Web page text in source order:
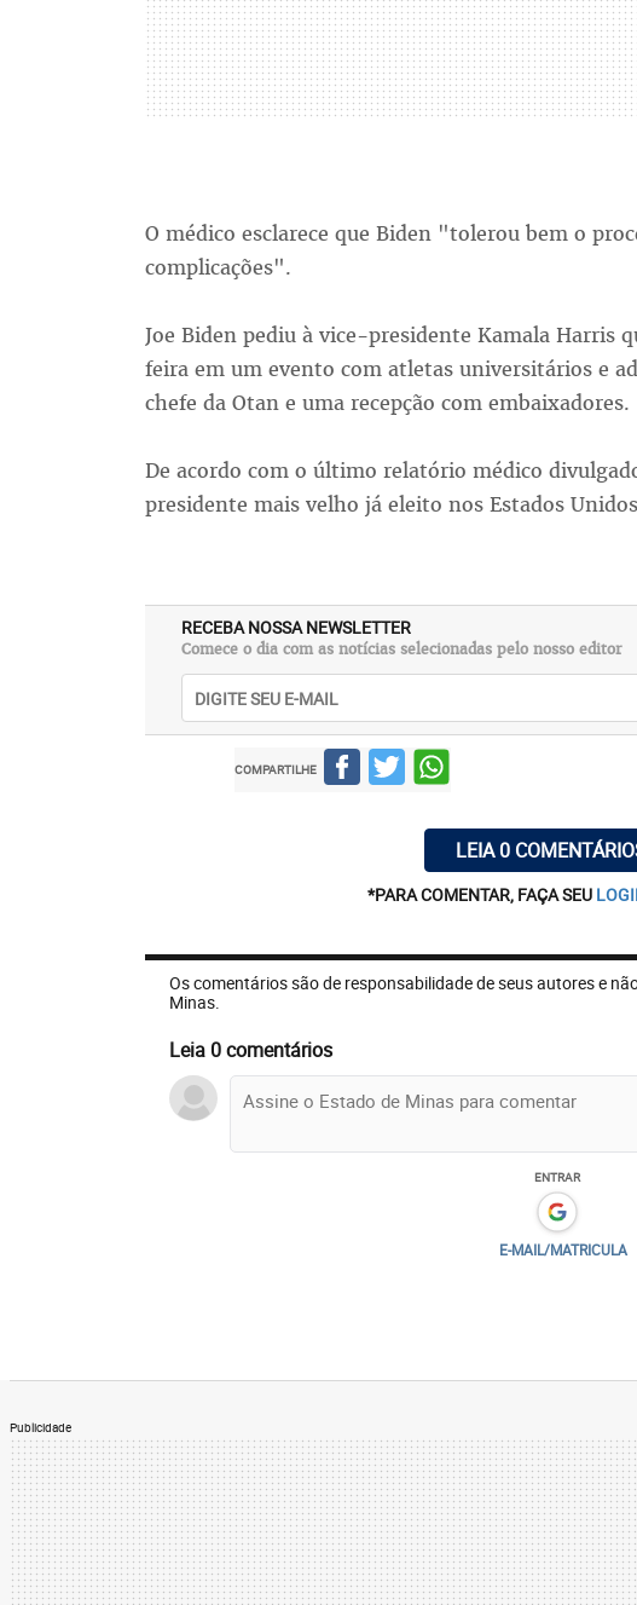
O médico esclarece que Biden "tolerou bem o
complicações".
Joe Biden pediu à vice-presidente Kamala Harris
feira em um evento com atletas universitários e
chefe da Otan e uma recepção com embaixadores.
De acordo com o último relatório médico
presidente mais velho já eleito nos Estados
RECEBA NOSSA NEWSLETTER
Comece o dia com as notícias selecionadas pelo nosso editor
COMPARTILHE
LEIA 0
*PARA COMENTAR, FAÇA SEU
Os comentários são de responsabilidade de seus autores e
Minas.
Leia 0 comentários
ENTRAR
E-MAIL/MATRICULA
Publicidade